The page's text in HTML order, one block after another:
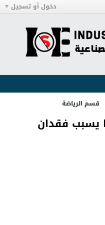
دخول أو تسجيل
قسم الرياضة
يسبب فقدان